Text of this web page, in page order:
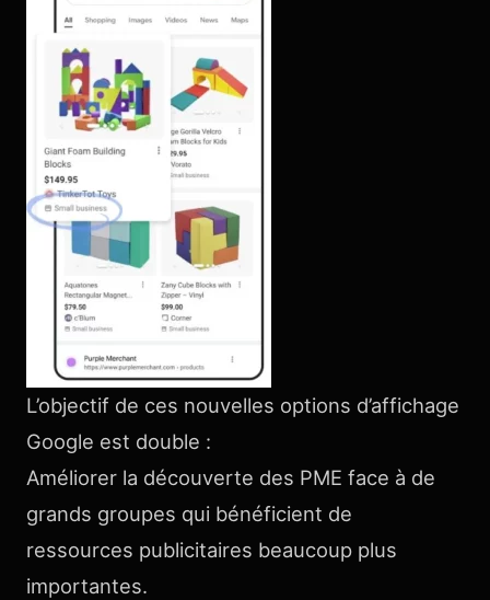
L’objectif de ces nouvelles options d’affichage
Google est double :
Améliorer la découverte des PME face à de
grands groupes qui bénéficient de
ressources publicitaires beaucoup plus
importantes.